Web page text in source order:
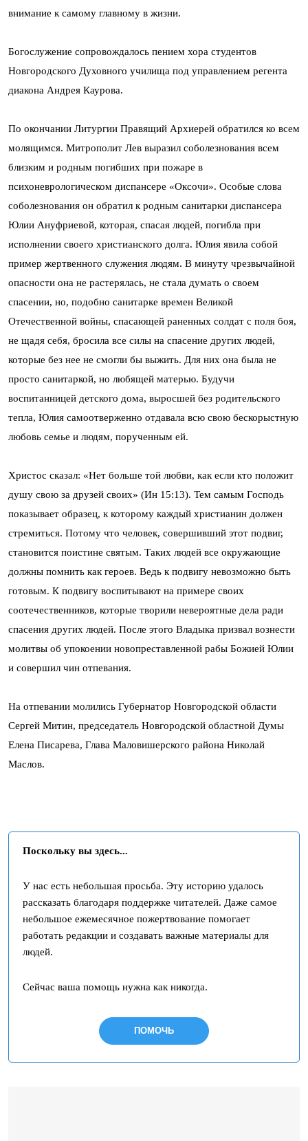
внимание к самому главному в жизни.
Богослужение сопровождалось пением хора студентов
Новгородского Духовного училища под управлением регента
диакона Андрея Каурова.
По окончании Литургии Правящий Архиерей обратился ко всем
молящимся. Митрополит Лев выразил соболезнования всем
близким и родным погибших при пожаре в
психоневрологическом диспансере «Оксочи». Особые слова
соболезнования он обратил к родным санитарки диспансера
Юлии Ануфриевой, которая, спасая людей, погибла при
исполнении своего христианского долга. Юлия явила собой
пример жертвенного служения людям. В минуту чрезвычайной
опасности она не растерялась, не стала думать о своем
спасении, но, подобно санитарке времен Великой
Отечественной войны, спасающей раненных солдат с поля боя,
не щадя себя, бросила все силы на спасение других людей,
которые без нее не смогли бы выжить. Для них она была не
просто санитаркой, но любящей матерью. Будучи
воспитанницей детского дома, выросшей без родительского
тепла, Юлия самоотверженно отдавала всю свою бескорыстную
любовь семье и людям, порученным ей.
Христос сказал: «Нет больше той любви, как если кто положит
душу свою за друзей своих» (Ин 15:13). Тем самым Господь
показывает образец, к которому каждый христианин должен
стремиться. Потому что человек, совершивший этот подвиг,
становится поистине святым. Таких людей все окружающие
должны помнить как героев. Ведь к подвигу невозможно быть
готовым. К подвигу воспитывают на примере своих
соотечественников, которые творили невероятные дела ради
спасения других людей. После этого Владыка призвал вознести
молитвы об упокоении новопреставленной рабы Божией Юлии
и совершил чин отпевания.
На отпевании молились Губернатор Новгородской области
Сергей Митин, председатель Новгородской областной Думы
Елена Писарева, Глава Маловишерского района Николай
Маслов.
Поскольку вы здесь...
У нас есть небольшая просьба. Эту историю удалось
рассказать благодаря поддержке читателей. Даже самое
небольшое ежемесячное пожертвование помогает
работать редакции и создавать важные материалы для
людей.
Сейчас ваша помощь нужна как никогда.
ПОМОЧЬ